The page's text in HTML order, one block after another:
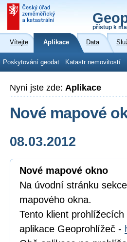
přístup k
Vítejte Aplikace Data
Poskytování geodat Katastr nemovitostí
Nyní jste zde: Aplikace
Nové mapové
08.03.2012
Nové mapové okno
Na úvodní stránku
mapového okna.
Tento klient
aplikace Geoprohlížeč -